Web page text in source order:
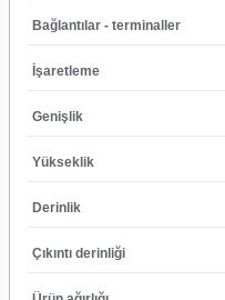
Bağlantılar - terminaller
İşaretleme
Genişlik
Yükseklik
Derinlik
Çıkıntı derinliği